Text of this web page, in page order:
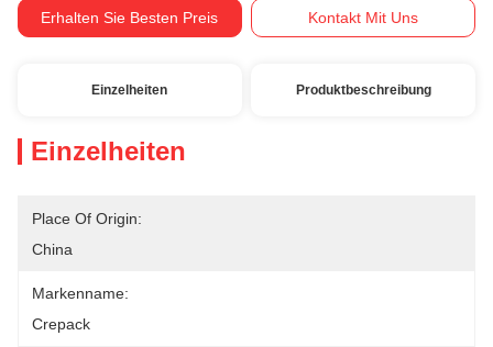
Erhalten Sie Besten Preis Kontakt Mit Uns
Einzelheiten Produktbeschreibung
Einzelheiten
Place Of Origin:
China
Markenname:
Crepack